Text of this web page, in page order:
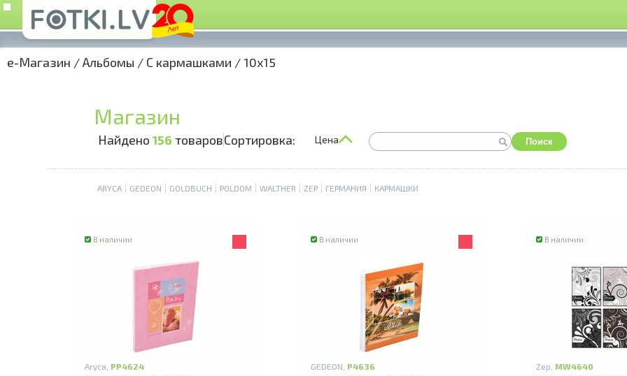
e-Магазин /Альбомы / С кармашками / 10x15
Магазин
Найдено 156 товаровСортировка: Цена Поиск
В наличии
Aryca, PP4624
В наличии
GEDEON, P4636
В наличии
Zep, MW4640
ARYCA GEDEON GOLDBUCH POLDOM WALTHER ZEP ГЕРМАНИЯ КАРМАШКИ